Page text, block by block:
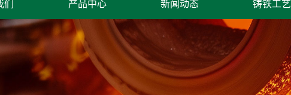
产品中心 新闻动态 铸铁工艺